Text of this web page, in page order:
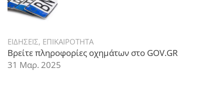
ΕΙΔΗΣΕΙΣ, ΕΠΙΚΑΙΡΟΤΗΤΑ
Βρείτε πληροφορίες οχημάτων στο GOV.GR
31 Μαρ. 2025